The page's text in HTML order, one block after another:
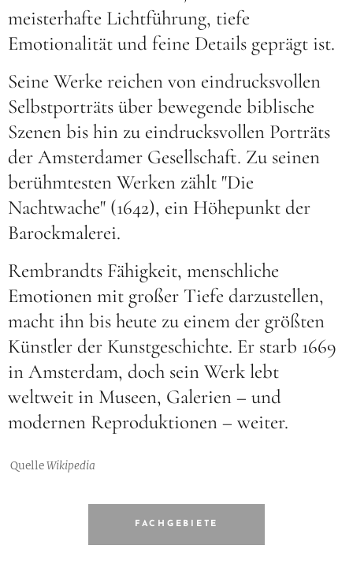
meisterhafte Lichtführung, tiefe
Emotionalität und feine Details geprägt ist.
Seine Werke reichen von eindrucksvollen
Selbstporträts über bewegende biblische
Szenen bis hin zu eindrucksvollen Porträts
der Amsterdamer Gesellschaft. Zu seinen
berühmtesten Werken zählt "Die
Nachtwache" (1642), ein Höhepunkt der
Barockmalerei.
Rembrandts Fähigkeit, menschliche
Emotionen mit großer Tiefe darzustellen,
macht ihn bis heute zu einem der größten
Künstler der Kunstgeschichte. Er starb 1669
in Amsterdam, doch sein Werk lebt
weltweit in Museen, Galerien – und
modernen Reproduktionen – weiter.
QuelleWikipedia
FACHGEBIETE